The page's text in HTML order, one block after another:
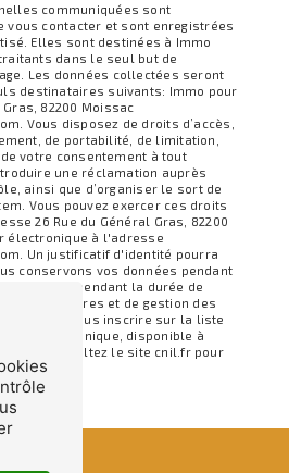
communiquées sont
vous contacter et sont enregistrées
Elles sont destinées à Immo
dans le seul but de
Les données collectées seront
destinataires suivants: Immo pour
82200 Moissac
Vous disposez de droits d’accès,
de portabilité, de limitation,
votre consentement à tout
une réclamation auprès
ainsi que d’organiser le sort de
Vous pouvez exercer ces droits
26 Rue du Général Gras, 82200
électronique à l'adresse
Un justificatif d'identité pourra
conservons vos données pendant
puis pendant la durée de
fins probatoires et de gestion des
le droit de vous inscrire sur la liste
téléphonique, disponible à
. Consultez le site cnil.fr pour
droits.